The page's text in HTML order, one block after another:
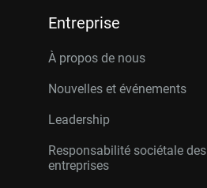
Entreprise
À propos de nous
Nouvelles et événements
Leadership
Responsabilité sociétale des
entreprises